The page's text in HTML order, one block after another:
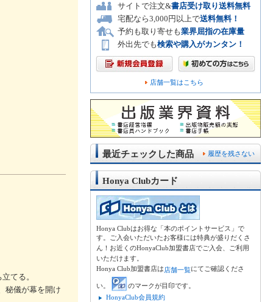
てる。
秘儀が幕を開け
サイトで注文&書店受け取り送料無料
宅配なら3,000円以上で送料無料！
予約も取り寄せも業界屈指の在庫量
外出先でも検索や購入がカンタン！
店舗一覧はこちら
履歴を残さない
最近チェックした商品
Honya Clubカード
Honya Clubはお得な「本のポイントサービス」で
す。ご入会いただいたお客様には特典が盛りだくさ
ん！お近くのHonyaClub加盟書店でご入会、ご利用
いただけます。
Honya Club加盟書店は店舗一覧にてご確認くださ
い。
のマークが目印です。
HonyaClub会員規約